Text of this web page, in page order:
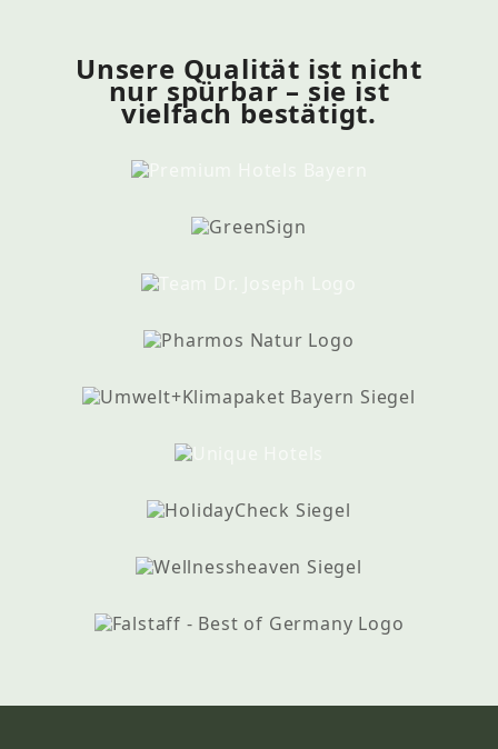
Unsere Qualität ist nicht
nur spürbar – sie ist
vielfach bestätigt.